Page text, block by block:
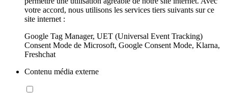
votre accord, nous utilisons les services tiers suivants sur ce
site internet :
Google Tag Manager, UET (Universal Event Tracking)
Consent Mode de Microsoft, Google Consent Mode, Klarna,
Freshchat
Contenu média externe